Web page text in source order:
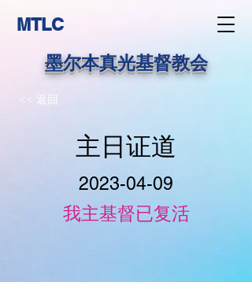
MTLC
墨尔本真光基督教会
<< 返回
主日证道
2023-04-09
我主基督已复活